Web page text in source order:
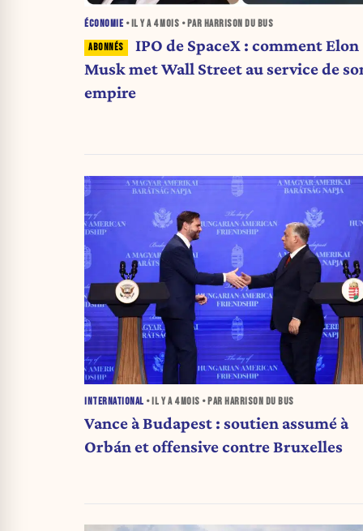
ÉCONOMIE • IL Y A 4 MOIS • PAR HARRISON DU BUS
IPO de SpaceX : comment Elon
Musk met Wall Street au service de
empire
INTERNATIONAL • IL Y A 4 MOIS • PAR HARRISON DU BUS
Vance à Budapest : soutien assumé à
Orbán et offensive contre Bruxelles